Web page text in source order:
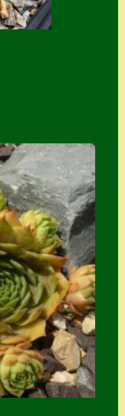
Suche
Semps
Warenkorb
Warenkorb
Widerrufsbelehru
ng
Zahlung
Zahlungs- &
Versandinfos
Zubehör
Zubehör